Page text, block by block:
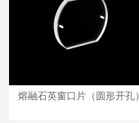
熔融石英窗口片（圆形开孔）